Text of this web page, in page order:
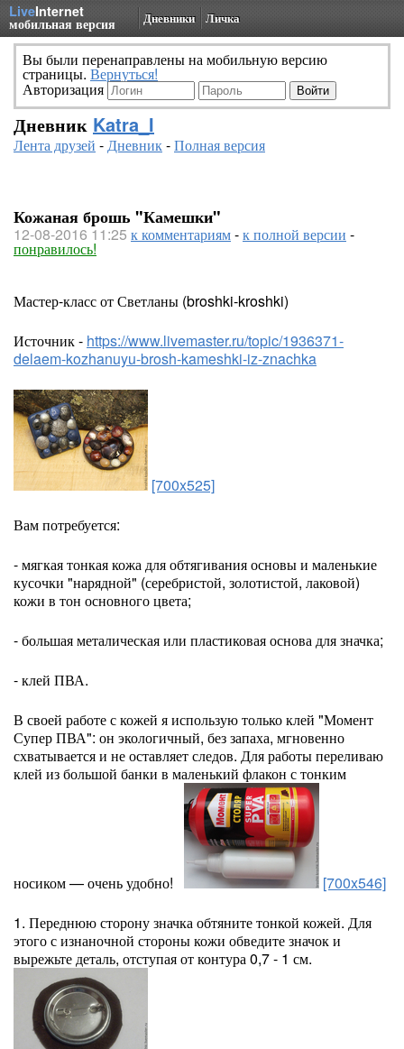
LiveInternet
мобильная версия Дневники Личка
Вы были перенаправлены на мобильную версию
страницы. Вернуться!
Авторизация
Дневник Katra_I
Лента друзей -Дневник-Полная версия
Кожаная брошь "Камешки"
12-08-2016 11:25 к комментариям-к полной версии -
понравилось!
Мастер-класс от Светланы (broshki-kroshki)
Источник - https://www.livemaster.ru/topic/1936371-
delaem-kozhanuyu-brosh-kameshki-iz-znachka
[700x525]
Вам потребуется:
- мягкая тонкая кожа для обтягивания основы и маленькие
кусочки "нарядной" (серебристой, золотистой, лаковой)
кожи в тон основного цвета;
- большая металическая или пластиковая основа для значка;
- клей ПВА.
В своей работе с кожей я использую только клей "Момент
Супер ПВА": он экологичный, без запаха, мгновенно
схватывается и не оставляет следов. Для работы переливаю
клей из большой банки в маленький флакон с тонким
носиком — очень удобно!
[700x546]
1. Переднюю сторону значка обтяните тонкой кожей. Для
этого с изнаночной стороны кожи обведите значок и
вырежьте деталь, отступая от контура 0,7 - 1 см.